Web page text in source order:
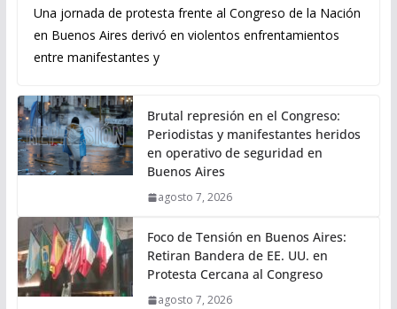
Una jornada de protesta frente al Congreso de la Nación
en Buenos Aires derivó en violentos enfrentamientos
entre manifestantes y
Brutal represión en el Congreso:
Periodistas y manifestantes heridos
en operativo de seguridad en
Buenos Aires
agosto 7, 2026
Foco de Tensión en Buenos Aires:
Retiran Bandera de EE. UU. en
Protesta Cercana al Congreso
agosto 7, 2026